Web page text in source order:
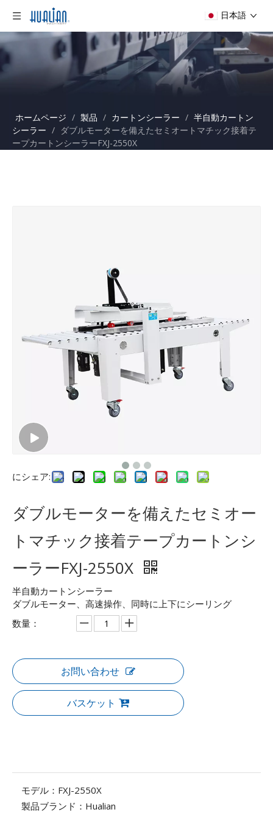
日本語
ホームページ / 製品 / カートンシーラー / 半自動カートン
シーラー / ダブルモーターを備えたセミオートマチック接着テ
ープカートンシーラーFXJ-2550X
にシェア:
ダブルモーターを備えたセミオー
トマチック接着テープカートンシ
ーラーFXJ-2550X
半自動カートンシーラー
ダブルモーター、高速操作、同時に上下にシーリング
数量：
お問い合わせ
バスケット
モデル： FXJ-2550X
製品ブランド： Hualian